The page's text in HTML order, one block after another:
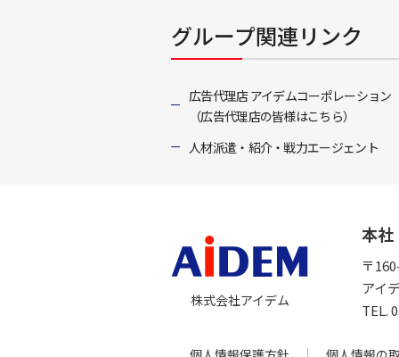
グループ関連リンク
広告代理店 アイデムコーポレーション
（広告代理店の皆様はこちら）
人材派遣・紹介・戦力エージェント
株式会社アイデム
本社
〒
アイ
TEL.